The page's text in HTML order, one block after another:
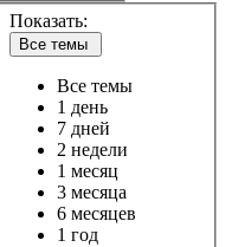
Показать:
Все темы
Все темы
1 день
7 дней
2 недели
1 месяц
3 месяца
6 месяцев
1 год